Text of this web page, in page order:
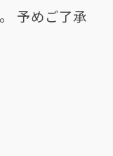
予めご了承